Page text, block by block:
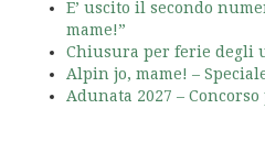
E’ uscito il secondo
mame!”
Chiusura per ferie degli
Alpin jo, mame! –
Adunata 2027 –